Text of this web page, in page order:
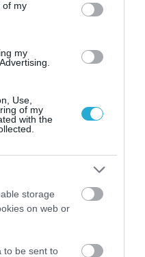
of my
my
Use,
of my
with the
storage
on web or
to be sent to
Μέσων Μαζικής
σύγχρονη ειδησεογραφία.
στην συγγραφή online
→
Ειδήσεις